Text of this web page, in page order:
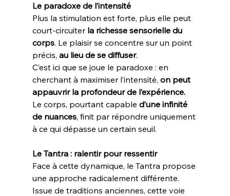
Le paradoxe de l’intensité
Plus la stimulation est forte, plus elle peut
court-circuiter la richesse sensorielle du
corps. Le plaisir se concentre sur un point
précis, au lieu de se diffuser.
C’est ici que se joue le paradoxe : en
cherchant à maximiser l’intensité, on peut
appauvrir la profondeur de l’expérience.
Le corps, pourtant capable d’une infinité
de nuances, finit par répondre uniquement
à ce qui dépasse un certain seuil.
Le Tantra : ralentir pour ressentir
Face à cette dynamique, le Tantra propose
une approche radicalement différente.
Issue de traditions anciennes, cette voie